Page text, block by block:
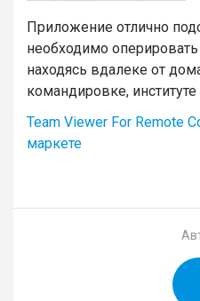
Приложение отлично
необходимо
находясь вдалеке от
командировке,
Team Viewer For Remote
маркете